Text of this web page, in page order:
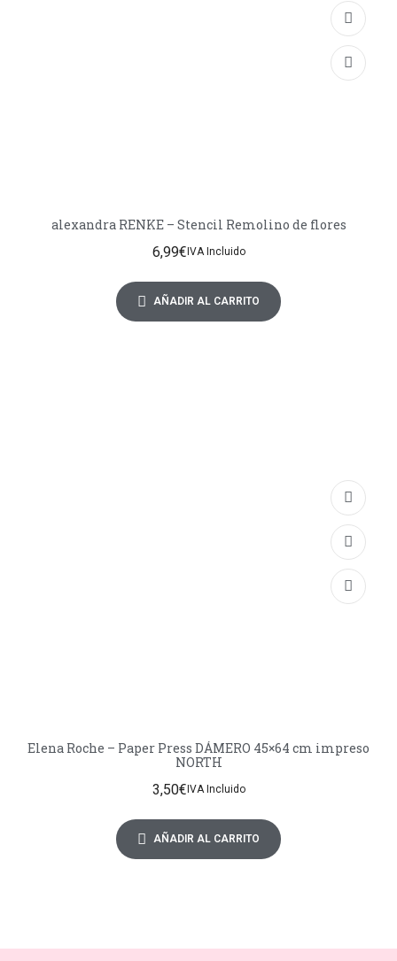
alexandra RENKE – Stencil Remolino de flores
6,99€ IVA Incluido
AÑADIR AL CARRITO
Elena Roche – Paper Press DÁMERO 45×64 cm impreso
NORTH
3,50€ IVA Incluido
AÑADIR AL CARRITO